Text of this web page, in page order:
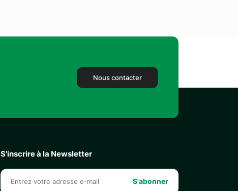
Nous contacter
S'inscrire à la Newsletter
S'abonner